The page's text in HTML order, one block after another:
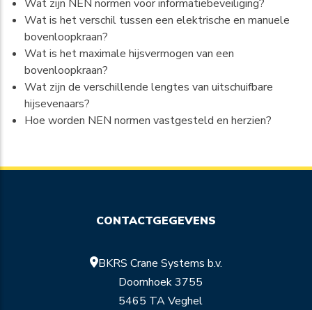
Wat zijn NEN normen voor informatiebeveiliging?
Wat is het verschil tussen een elektrische en manuele
bovenloopkraan?
Wat is het maximale hijsvermogen van een
bovenloopkraan?
Wat zijn de verschillende lengtes van uitschuifbare
hijsevenaars?
Hoe worden NEN normen vastgesteld en herzien?
CONTACTGEGEVENS
BKRS Crane Systems b.v.
Doornhoek 3755
5465 TA Veghel